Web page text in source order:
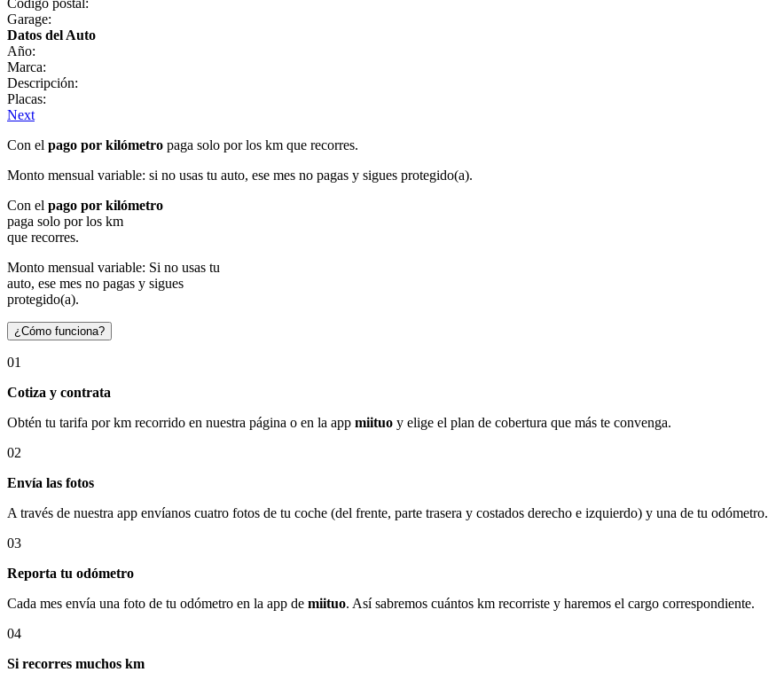
Garage:
Datos del Auto
Año:
Marca:
Descripción:
Placas:
Next
Con el pago por kilómetro paga solo por los km que recorres.
Monto mensual variable: si no usas tu auto, ese mes no pagas y sigues protegido(a).
Con el pago por kilómetro
paga solo por los km
que recorres.
Monto mensual variable: Si no usas tu
auto, ese mes no pagas y sigues
protegido(a).
¿Cómo funciona?
01
Cotiza y contrata
Obtén tu tarifa por km recorrido en nuestra página o en la app miituo y elige el plan de cobertura que más te convenga.
02
Envía las fotos
A través de nuestra app envíanos cuatro fotos de tu coche (del frente, parte trasera y costados derecho e izquierdo) y una de tu odómetro.
03
Reporta tu odómetro
Cada mes envía una foto de tu odómetro en la app de miituo. Así sabremos cuántos km recorriste y haremos el cargo correspondiente.
04
Si recorres muchos km